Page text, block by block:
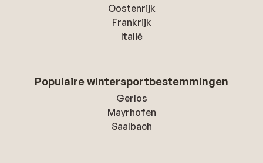
Oostenrijk
Frankrijk
Italië
Populaire wintersportbestemmingen
Gerlos
Mayrhofen
Saalbach